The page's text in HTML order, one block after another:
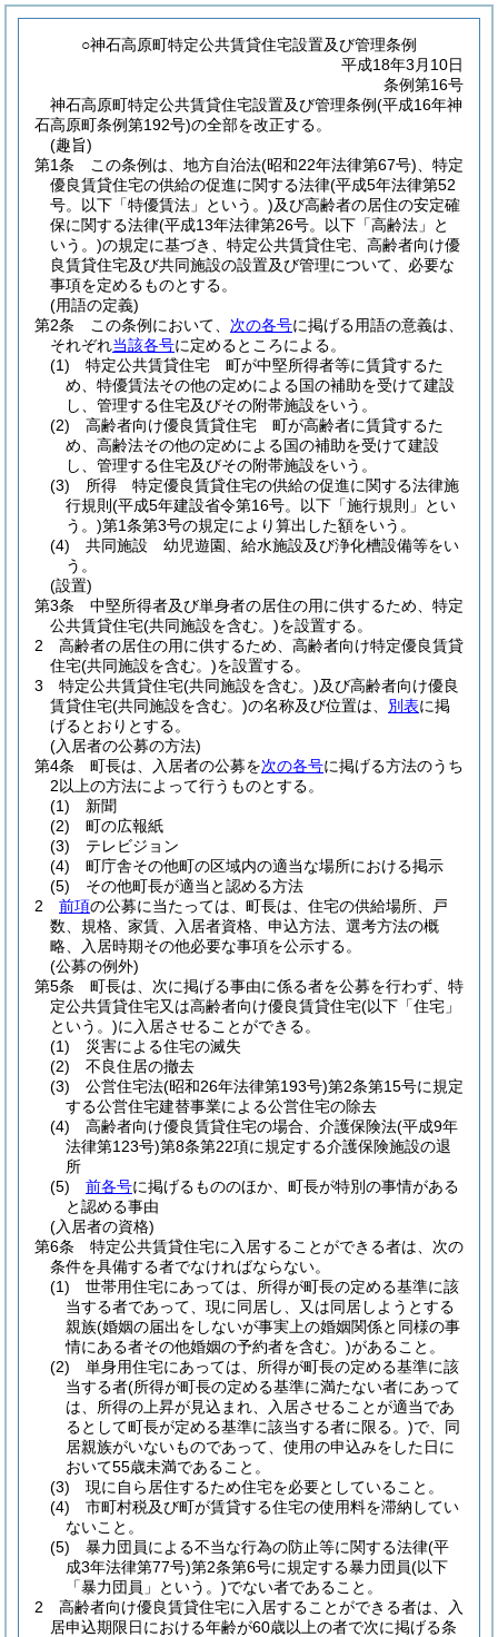
○神石高原町特定公共賃貸住宅設置及び管理条例
平成18年3月10日
条例第16号
神石高原町特定公共賃貸住宅設置及び管理条例(平成16年神
石高原町条例第192号)の全部を改正する。
(趣旨)
第1条
この条例は、地方自治法(昭和22年法律第67号) 、特定
優良賃貸住宅の供給の促進に関する法律(平成5年法律第52
号。以下「特優賃法」という。)及び高齢者の居住の安定確
保に関する法律(平成13年法律第26号。以下「高齢法」と
いう。)の規定に基づき、特定公共賃貸住宅、高齢者向け優
良賃貸住宅及び共同施設の設置及び管理について、必要な
事項を定めるものとする。
(用語の定義)
第2条
この条例において、 次の各号に掲げる用語の意義は、
それぞれ当該各号に定めるところによる。
(1)
特定公共賃貸住宅 町が中堅所得者等に賃貸するた
め、特優賃法その他の定めによる国の補助を受けて建設
し、管理する住宅及びその附帯施設をいう。
(2)
高齢者向け優良賃貸住宅 町が高齢者に賃貸するた
め、高齢法その他の定めによる国の補助を受けて建設
し、管理する住宅及びその附帯施設をいう。
(3)
所得 特定優良賃貸住宅の供給の促進に関する法律施
行規則 (平成5年建設省令第16号。以下「施行規則」とい
う。)第1条第3号の規定により算出した額をいう。
(4)
共同施設 幼児遊園、給水施設及び浄化槽設備等をい
う。
(設置)
第3条
中堅所得者及び単身者の居住の用に供するため、特定
公共賃貸住宅(共同施設を含む。)を設置する。
2
高齢者の居住の用に供するため、高齢者向け特定優良賃貸
住宅(共同施設を含む。)を設置する。
3
特定公共賃貸住宅(共同施設を含む。)及び高齢者向け優良
賃貸住宅(共同施設を含む。)の名称及び位置は、 別表に掲
げるとおりとする。
(入居者の公募の方法)
第4条
町長は、入居者の公募を次の各号に掲げる方法のうち
2以上の方法によって行うものとする。
(1)
新聞
(2)
町の広報紙
(3)
テレビジョン
(4)
町庁舎その他町の区域内の適当な場所における掲示
(5)
その他町長が適当と認める方法
2
前項の公募に当たっては、町長は、住宅の供給場所、戸
数、規格、家賃、入居者資格、申込方法、選考方法の概
略、入居時期その他必要な事項を公示する。
(公募の例外)
第5条
町長は、次に掲げる事由に係る者を公募を行わず、特
定公共賃貸住宅又は高齢者向け優良賃貸住宅(以下「住宅」
という。)に入居させることができる。
(1)
災害による住宅の滅失
(2)
不良住居の撤去
(3)
公営住宅法(昭和26年法律第193号)第2条第15号に規定
する公営住宅建替事業による公営住宅の除去
(4)
高齢者向け優良賃貸住宅の場合、介護保険法(平成9年
法律第123号)第8条第22項に規定する介護保険施設の退
所
(5)
前各号に掲げるもののほか、町長が特別の事情がある
と認める事由
(入居者の資格)
第6条
特定公共賃貸住宅に入居することができる者は、次の
条件を具備する者でなければならない。
(1)
世帯用住宅にあっては、所得が町長の定める基準に該
当する者であって、現に同居し、又は同居しようとする
親族(婚姻の届出をしないが事実上の婚姻関係と同様の事
情にある者その他婚姻の予約者を含む。)があること。
(2)
単身用住宅にあっては、所得が町長の定める基準に該
当する者(所得が町長の定める基準に満たない者にあって
は、所得の上昇が見込まれ、入居させることが適当であ
るとして町長が定める基準に該当する者に限る。)で、同
居親族がいないものであって、使用の申込みをした日に
おいて55歳未満であること。
(3)
現に自ら居住するため住宅を必要としていること。
(4)
市町村税及び町が賃貸する住宅の使用料を滞納してい
ないこと。
(5)
暴力団員による不当な行為の防止等に関する法律(平
成3年法律第77号)第2条第6号に規定する暴力団員(以下
「暴力団員」という。)でない者であること。
2
高齢者向け優良賃貸住宅に入居することができる者は、入
居申込期限日における年齢が60歳以上の者で次に掲げる条